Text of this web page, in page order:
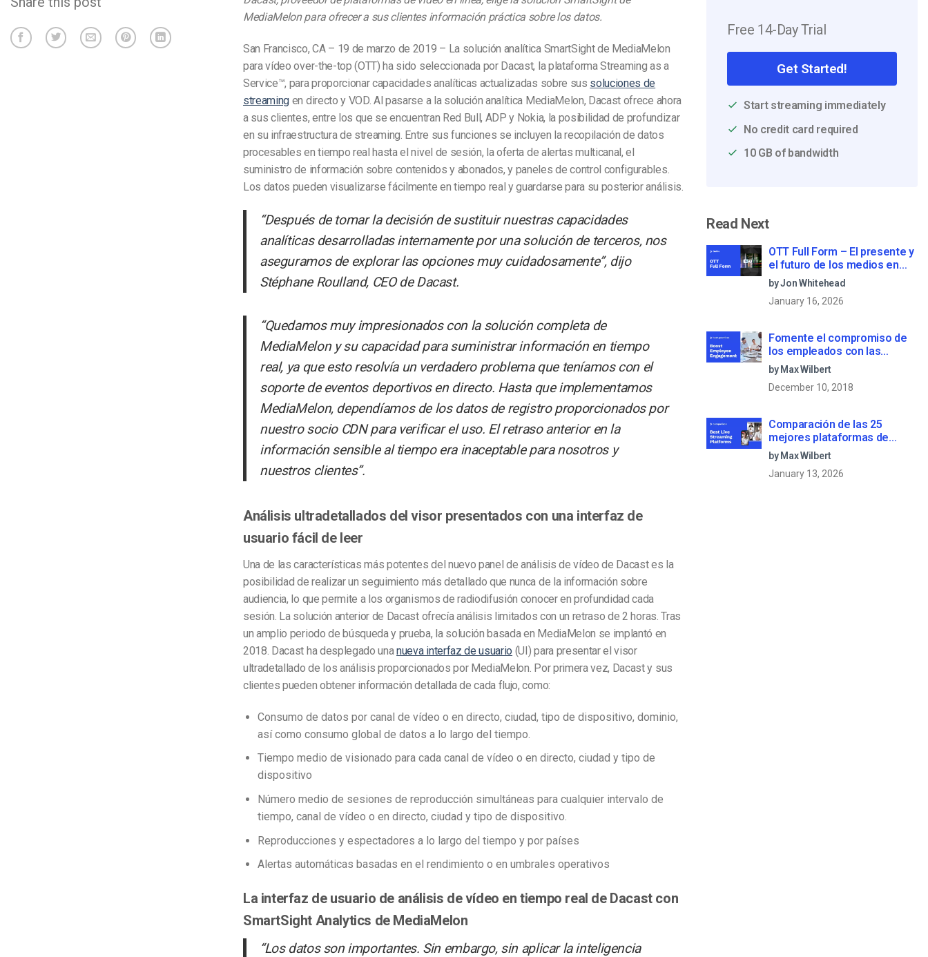
MediaMelon para ofrecer a sus clientes información práctica sobre los datos.
San Francisco, CA – 19 de marzo de 2019 – La solución analítica SmartSight de MediaMelon
para vídeo over-the-top (OTT) ha sido seleccionada por Dacast, la plataforma Streaming as a
Service™, para proporcionar capacidades analíticas actualizadas sobre sus soluciones de
streaming en directo y VOD. Al pasarse a la solución analítica MediaMelon, Dacast ofrece ahora
a sus clientes, entre los que se encuentran Red Bull, ADP y Nokia, la posibilidad de profundizar
en su infraestructura de streaming. Entre sus funciones se incluyen la recopilación de datos
procesables en tiempo real hasta el nivel de sesión, la oferta de alertas multicanal, el
suministro de información sobre contenidos y abonados, y paneles de control configurables.
Los datos pueden visualizarse fácilmente en tiempo real y guardarse para su posterior análisis.
“Después de tomar la decisión de sustituir nuestras capacidades
analíticas desarrolladas internamente por una solución de terceros, nos
aseguramos de explorar las opciones muy cuidadosamente”, dijo
Stéphane Roulland, CEO de Dacast.
“Quedamos muy impresionados con la solución completa de
MediaMelon y su capacidad para suministrar información en tiempo
real, ya que esto resolvía un verdadero problema que teníamos con el
soporte de eventos deportivos en directo. Hasta que implementamos
MediaMelon, dependíamos de los datos de registro proporcionados por
nuestro socio CDN para verificar el uso. El retraso anterior en la
información sensible al tiempo era inaceptable para nosotros y
nuestros clientes”.
Análisis ultradetallados del visor presentados con una interfaz de
usuario fácil de leer
Una de las características más potentes del nuevo panel de análisis de vídeo de Dacast es la
posibilidad de realizar un seguimiento más detallado que nunca de la información sobre
audiencia, lo que permite a los organismos de radiodifusión conocer en profundidad cada
sesión. La solución anterior de Dacast ofrecía análisis limitados con un retraso de 2 horas. Tras
un amplio periodo de búsqueda y prueba, la solución basada en MediaMelon se implantó en
2018. Dacast ha desplegado unanueva interfaz de usuario (UI) para presentar el visor
ultradetallado de los análisis proporcionados por MediaMelon. Por primera vez, Dacast y sus
clientes pueden obtener información detallada de cada flujo, como:
Consumo de datos por canal de vídeo o en directo, ciudad, tipo de dispositivo, dominio,
así como consumo global de datos a lo largo del tiempo.
Tiempo medio de visionado para cada canal de vídeo o en directo, ciudad y tipo de
dispositivo
Número medio de sesiones de reproducción simultáneas para cualquier intervalo de
tiempo, canal de vídeo o en directo, ciudad y tipo de dispositivo.
Reproducciones y espectadores a lo largo del tiempo y por países
Alertas automáticas basadas en el rendimiento o en umbrales operativos
La interfaz de usuario de análisis de vídeo en tiempo real de Dacast con
SmartSight Analytics de MediaMelon
“Los datos son importantes. Sin embargo, sin aplicar la inteligencia
Free 14-Day Trial
Get Started!
Start streaming immediately
No credit card required
10 GB of bandwidth
Read Next
OTT Full Form – El presente y
el futuro de los medios en
streaming
by Jon Whitehead
January 16, 2026
Fomente el compromiso de
los empleados con las
comunicaciones corporativas
en directo
by Max Wilbert
December 10, 2018
Comparación de las 25
mejores plataformas de
streaming en directo en 2025
by Max Wilbert
January 13, 2026